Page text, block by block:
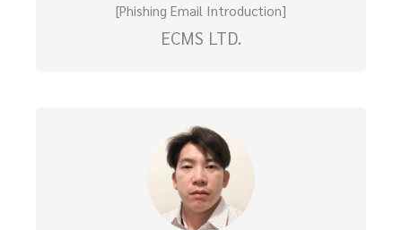
[Phishing Email Introduction]
ECMS LTD.